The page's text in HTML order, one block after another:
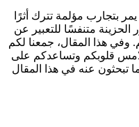
بتجارب مؤلمة تترك أثرًا
متنفسًا للتعبير عن
وفي هذا المقال، جمعنا لكم
قلوبكم وتساعدكم على
تبحثون عنه في هذا المقال